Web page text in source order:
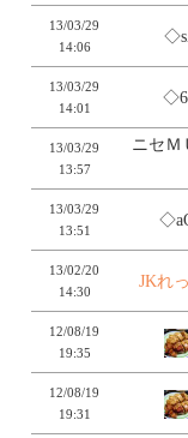
13/03/29
14:06
13/03/29
14:01
13/03/29
13:57
ニセＭ
13/03/29
13:51
13/02/20
14:30
JKれ
12/08/19
19:35
12/08/19
19:31